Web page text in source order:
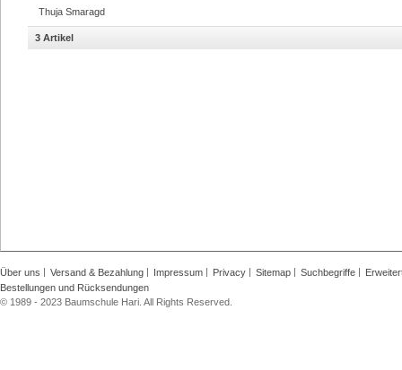
Thuja Smaragd
3 Artikel
Über uns Versand & Bezahlung Impressum Privacy Sitemap Suchbegriffe
Bestellungen und Rücksendungen
© 1989 - 2023 Baumschule Hari. All Rights Reserved.